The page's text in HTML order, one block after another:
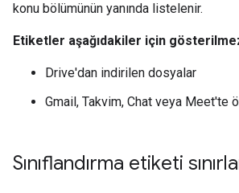
konu bölümünün yanında listelenir.
Etiketler aşağıdakiler için
Drive'dan indirilen dosyalar
Gmail, Takvim, Chat veya Meet'te
Sınıflandırma etiketi